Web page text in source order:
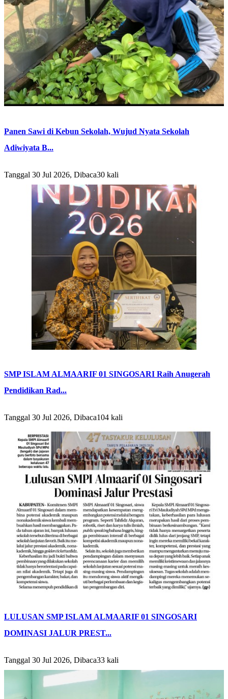
Panen Sawi di Kebun Sekolah, Wujud Nyata Sekolah
Adiwiyata B...
Tanggal 30 Jul 2026, Dibaca30 kali
SMP ISLAM ALMAARIF 01 SINGOSARI Raih Anugerah
Pendidikan Rad...
Tanggal 30 Jul 2026, Dibaca104 kali
LULUSAN SMP ISLAM ALMAARIF 01 SINGOSARI
DOMINASI JALUR PREST...
Tanggal 30 Jul 2026, Dibaca33 kali